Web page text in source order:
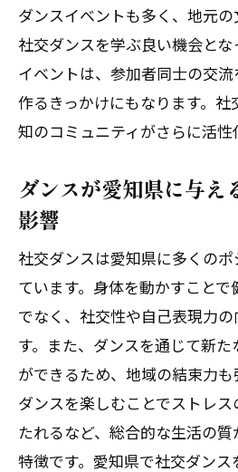
ダンスイベントも多く、地元の
社交ダンスを学ぶ良い機会と
イベントは、参加者同士の交
作るきっかけにもなります。
知のコミュニティがさらに活性
ダンスが愛知県に与え
影響
社交ダンスは愛知県に多くの
ています。身体を動かすこと
でなく、社交性や自己表現力
す。また、ダンスを通じて新
ができるため、地域の結束力も
ダンスを楽しむことでストレ
たれるなど、総合的な生活の
特徴です。愛知県で社交ダン